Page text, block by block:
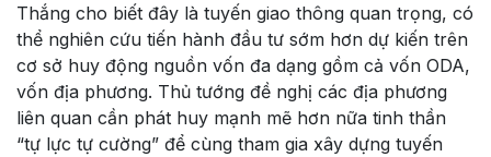
Thắng cho biết đây là tuyến giao thông quan trọng, có
thể nghiên cứu tiến hành đầu tư sớm hơn dự kiến trên
cơ sở huy động nguồn vốn đa dạng gồm cả vốn ODA,
vốn địa phương. Thủ tướng đề nghị các địa phương
liên quan cần phát huy mạnh mẽ hơn nữa tinh thần
“tự lực tự cường” để cùng tham gia xây dựng tuyến